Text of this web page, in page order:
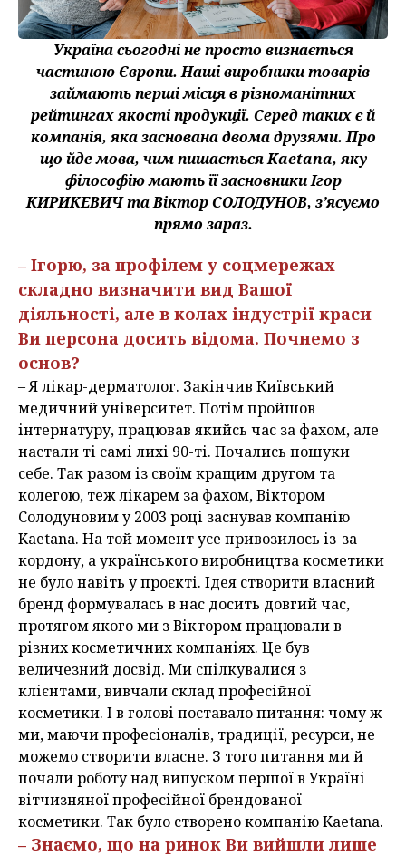
Україна сьогодні не просто визнається
частиною Європи. Наші виробники товарів
займають перші місця в різноманітних
рейтингах якості продукції. Серед таких є й
компанія, яка заснована двома друзями. Про
що йде мова, чим пишається Kaetana, яку
філософію мають її засновники Ігор
КИРИКЕВИЧ та Віктор СОЛОДУНОВ, з’ясуємо
прямо зараз.
– Ігорю, за профілем у соцмережах
складно визначити вид Вашої
діяльності, але в колах індустрії краси
Ви персона досить відома. Почнемо з
основ?
– Я лікар-дерматолог. Закінчив Київський
медичний університет. Потім пройшов
інтернатуру, працював якийсь час за фахом, але
настали ті самі лихі 90-ті. Почались пошуки
себе. Так разом із своїм кращим другом та
колегою, теж лікарем за фахом, Віктором
Солодуновим у 2003 році заснував компанію
Kaetana. На той момент усе привозилось із-за
кордону, а українського виробництва косметики
не було навіть у проєкті. Ідея створити власний
бренд формувалась в нас досить довгий час,
протягом якого ми з Віктором працювали в
різних косметичних компаніях. Це був
величезний досвід. Ми спілкувалися з
клієнтами, вивчали склад професійної
косметики. І в голові поставало питання: чому ж
ми, маючи професіоналів, традиції, ресурси, не
можемо створити власне. З того питання ми й
почали роботу над випуском першої в Україні
вітчизняної професійної брендованої
косметики. Так було створено компанію Kaetana.
– Знаємо, що на ринок Ви вийшли лише